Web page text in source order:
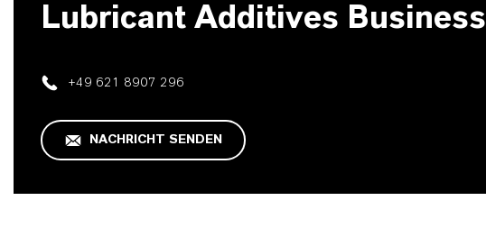
Lubricant Additives Business
+49 621 8907 296
NACHRICHT SENDEN